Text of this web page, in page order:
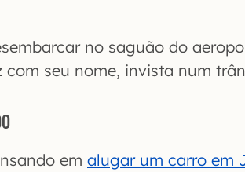
no saguão do
com seu nome, invista num
em alugar um carro em